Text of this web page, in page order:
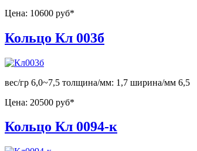
Цена: 10600 руб*
Кольцо Кл 003б
вес/гр 6,0~7,5 толщина/мм: 1,7 ширина/мм 6,5
Цена: 20500 руб*
Кольцо Кл 0094-к